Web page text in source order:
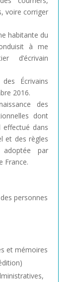
voire corriger
habitante du
à me
d’écrivain
Écrivains
2016.
des
dont
effectué dans
et des règles
par
France.
personnes
et mémoires